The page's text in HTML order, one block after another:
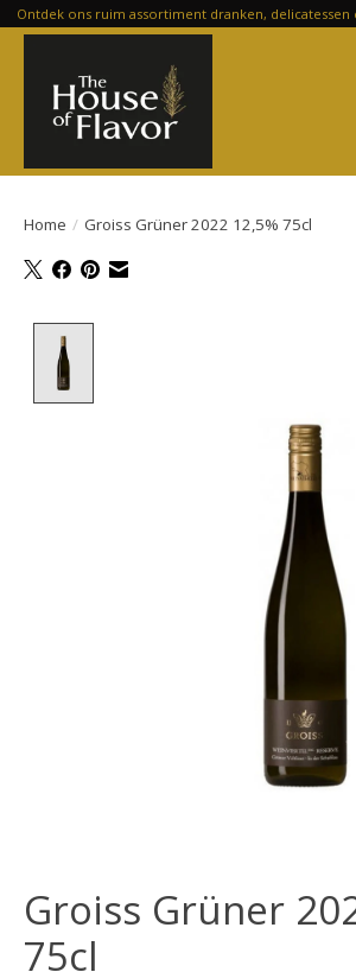
Ontdek ons ruim assortiment dranken, delicatessen
Home / Groiss Grüner 2022 12,5% 75cl
Groiss Grüner
75cl